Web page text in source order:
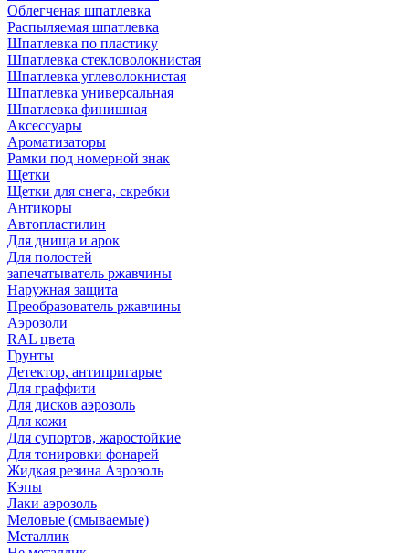
Облегченая шпатлевка
Распыляемая шпатлевка
Шпатлевка по пластику
Шпатлевка стекловолокнистая
Шпатлевка углеволокнистая
Шпатлевка универсальная
Шпатлевка финишная
Аксессуары
Ароматизаторы
Рамки под номерной знак
Щетки
Щетки для снега, скребки
Антикоры
Автопластилин
Для днища и арок
Для полостей
запечатыватель ржавчины
Наружная защита
Преобразователь ржавчины
Аэрозоли
RAL цвета
Грунты
Детектор, антипригарые
Для граффити
Для дисков аэрозоль
Для кожи
Для супортов, жаростойкие
Для тонировки фонарей
Жидкая резина Аэрозоль
Кэпы
Лаки аэрозоль
Меловые (смываемые)
Металлик